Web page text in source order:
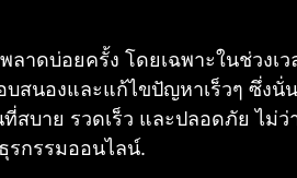
ดบ่อยครั้ง โดยเฉพาะในช่วงเว
สนองและแก้ไขปัญหาเร็วๆ ซึ่งนั่
ที่สบาย รวดเร็ว และปลอดภัย ไ
รกรรมออนไลน์.